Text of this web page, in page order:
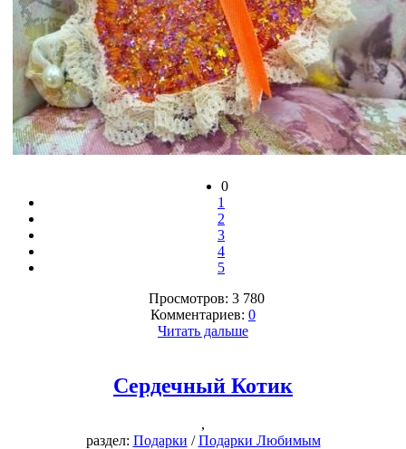
0
1
2
3
4
5
Просмотров: 3 780
Комментариев: 0
Читать дальше
Сердечный Котик
,
раздел: Подарки /Подарки Любимым